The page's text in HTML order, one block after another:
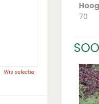
70
Wis selectie